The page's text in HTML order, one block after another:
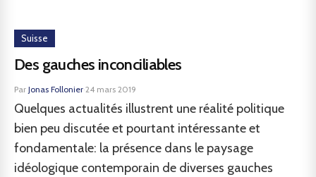
Suisse
Des gauches inconciliables
Par Jonas Follonier·24 mars 2019
Quelques actualités illustrent une réalité politique
bien peu discutée et pourtant intéressante et
fondamentale: la présence dans le paysage
idéologique contemporain de diverses gauches